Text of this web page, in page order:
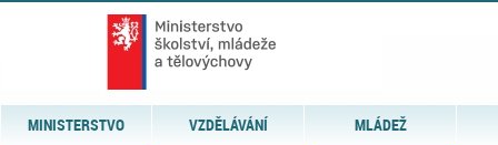
MINISTERSTVO VZDĚLÁVÁNÍ MLÁDEŽ